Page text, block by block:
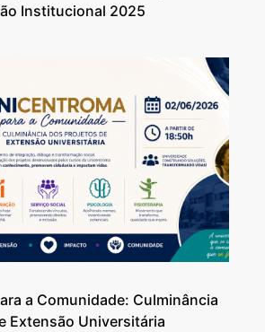
Institucional 2025
a Comunidade: Culminância
Extensão Universitária